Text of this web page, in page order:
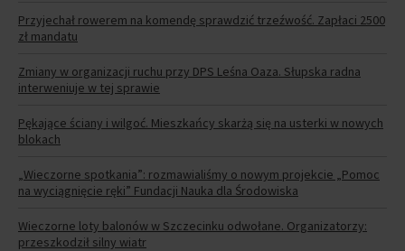
Przyjechał rowerem na komendę sprawdzić trzeźwość. Zapłaci 2500
zł mandatu
Zmiany w organizacji ruchu przy DPS Leśna Oaza. Słupska radna
interweniuje w tej sprawie
Pękające ściany i wilgoć. Mieszkańcy skarżą się na usterki w nowych
blokach
„Wieczorne spotkania”: rozmawialiśmy o nowym projekcie „Pomoc
na wyciągnięcie ręki” Fundacji Nauka dla Środowiska
Wieczorne loty balonów w Szczecinku odwołane. Organizatorzy:
przeszkodził silny wiatr